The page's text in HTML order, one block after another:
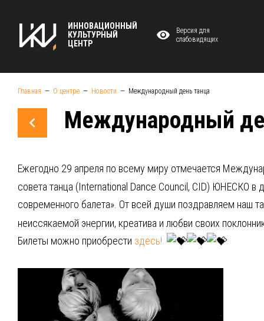
ИННОВАЦИОННЫЙ
КУЛЬТУРНЫЙ
ЦЕНТР
Версия для
слабовидящих
Главная О центре Новости Международный день танца
Международный
Ежегодно 29 апреля по всему миру отмечается
совета танца (International Dance Council, CID) ЮНЕСКО
современного балета». От всей души поздравляем наш
неиссякаемой энергии, креатива и любви своих
Билеты можно приобрести здесь!